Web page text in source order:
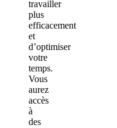
travailler
plus
efficacement
et
d’optimiser
votre
temps.
Vous
aurez
accès
à
des